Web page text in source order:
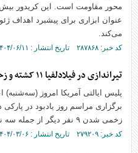
محور مقاومت است. این کریدور
عنوان ابزاری برای پیشبرد اهداف
می‌کند.
کد خبر: ۲۸۷۸۶۸ تاریخ انتشار : ۱۴۰۴/۰۶/۱۱
تیراندازی در فیلادلفیا ۱۱ کشته و زخمی برجا گذاشت
پلیس ایالتی آمریکا امروز (سه‌شنبه)
برگزاری مراسم روز یادبود در پارکی
زخمی شدن ۹ نفر دیگر از جمله سه نوجوان منجر شد.
کد خبر: ۲۷۹۲۰۹ تاریخ انتشار : ۱۴۰۴/۰۳/۰۶